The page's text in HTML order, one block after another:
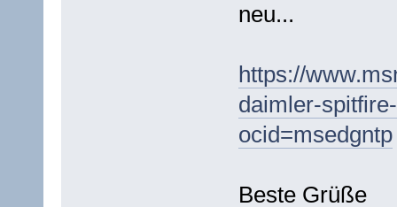
neu...
https://
daimler-
ocid=msedgntp
Beste Grüße